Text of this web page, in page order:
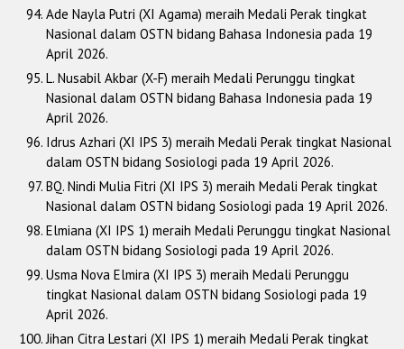
Ade Nayla Putri (XI Agama) meraih Medali Perak tingkat
Nasional dalam OSTN bidang Bahasa Indonesia pada 19
April 2026.
L. Nusabil Akbar (X-F) meraih Medali Perunggu tingkat
Nasional dalam OSTN bidang Bahasa Indonesia pada 19
April 2026.
Idrus Azhari (XI IPS 3) meraih Medali Perak tingkat Nasional
dalam OSTN bidang Sosiologi pada 19 April 2026.
BQ. Nindi Mulia Fitri (XI IPS 3) meraih Medali Perak tingkat
Nasional dalam OSTN bidang Sosiologi pada 19 April 2026.
Elmiana (XI IPS 1) meraih Medali Perunggu tingkat Nasional
dalam OSTN bidang Sosiologi pada 19 April 2026.
Usma Nova Elmira (XI IPS 3) meraih Medali Perunggu
tingkat Nasional dalam OSTN bidang Sosiologi pada 19
April 2026.
Jihan Citra Lestari (XI IPS 1) meraih Medali Perak tingkat